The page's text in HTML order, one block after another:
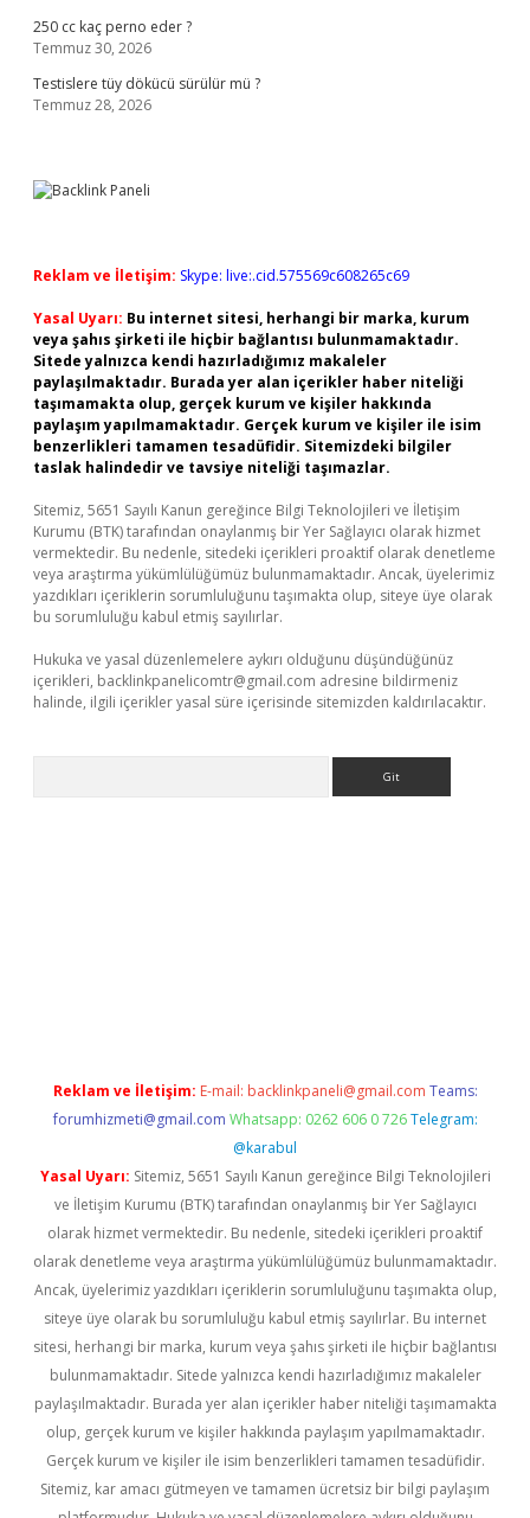
250 cc kaç perno eder ?
Temmuz 30, 2026
Testislere tüy dökücü sürülür mü ?
Temmuz 28, 2026
Reklam ve İletişim: Skype: live:.cid.575569c608265c69
Yasal Uyarı: Bu internet sitesi, herhangi bir marka, kurum
veya şahıs şirketi ile hiçbir bağlantısı bulunmamaktadır.
Sitede yalnızca kendi hazırladığımız makaleler
paylaşılmaktadır. Burada yer alan içerikler haber niteliği
taşımamakta olup, gerçek kurum ve kişiler hakkında
paylaşım yapılmamaktadır. Gerçek kurum ve kişiler ile isim
benzerlikleri tamamen tesadüfidir. Sitemizdeki bilgiler
taslak halindedir ve tavsiye niteliği taşımazlar.
Sitemiz, 5651 Sayılı Kanun gereğince Bilgi Teknolojileri ve İletişim
Kurumu (BTK) tarafından onaylanmış bir Yer Sağlayıcı olarak hizmet
vermektedir. Bu nedenle, sitedeki içerikleri proaktif olarak denetleme
veya araştırma yükümlülüğümüz bulunmamaktadır. Ancak, üyelerimiz
yazdıkları içeriklerin sorumluluğunu taşımakta olup, siteye üye olarak
bu sorumluluğu kabul etmiş sayılırlar.
Hukuka ve yasal düzenlemelere aykırı olduğunu düşündüğünüz
içerikleri, backlinkpanelicomtr@gmail.com adresine bildirmeniz
halinde, ilgili içerikler yasal süre içerisinde sitemizden kaldırılacaktır.
Reklam ve İletişim: E-mail: backlinkpaneli@gmail.com Teams:
forumhizmeti@gmail.com Whatsapp: 0262 606 0 726 Telegram:
@karabul
Yasal Uyarı: Sitemiz, 5651 Sayılı Kanun gereğince Bilgi Teknolojileri
ve İletişim Kurumu (BTK) tarafından onaylanmış bir Yer Sağlayıcı
olarak hizmet vermektedir. Bu nedenle, sitedeki içerikleri proaktif
olarak denetleme veya araştırma yükümlülüğümüz bulunmamaktadır.
Ancak, üyelerimiz yazdıkları içeriklerin sorumluluğunu taşımakta olup,
siteye üye olarak bu sorumluluğu kabul etmiş sayılırlar. Bu internet
sitesi, herhangi bir marka, kurum veya şahıs şirketi ile hiçbir bağlantısı
bulunmamaktadır. Sitede yalnızca kendi hazırladığımız makaleler
paylaşılmaktadır. Burada yer alan içerikler haber niteliği taşımamakta
olup, gerçek kurum ve kişiler hakkında paylaşım yapılmamaktadır.
Gerçek kurum ve kişiler ile isim benzerlikleri tamamen tesadüfidir.
Sitemiz, kar amacı gütmeyen ve tamamen ücretsiz bir bilgi paylaşım